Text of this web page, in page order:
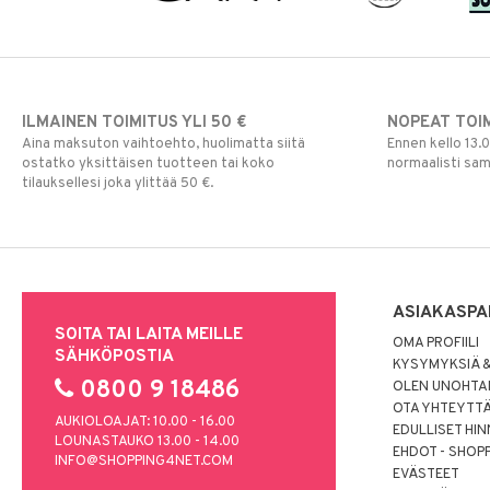
ILMAINEN TOIMITUS YLI 50 €
Aina maksuton vaihtoehto, huolimatta siitä
ostatko yksittäisen tuotteen tai koko
tilauksellesi joka ylittää 50 €.
NOPEAT
Ennen kello
normaalisti
SOITA TAI LAITA MEILLE
SÄHKÖPOSTIA
0800 9 18486
AUKIOLOAJAT: 10.00 - 16.00
LOUNASTAUKO 13.00 - 14.00
INFO@SHOPPING4NET.COM
OMA PROFIILI
KYSYMYKSIÄ
OLEN
OTA
EDULLISET
EHDOT -
EVÄSTEET